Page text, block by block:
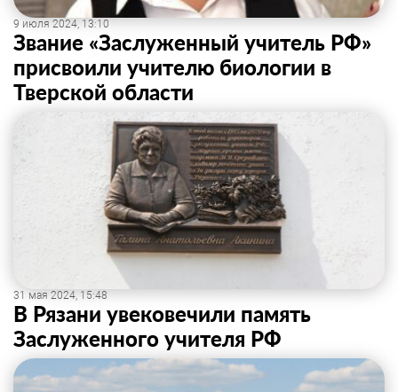
9 июля 2024, 13:10
Звание «Заслуженный учитель РФ»
присвоили учителю биологии в
Тверской области
31 мая 2024, 15:48
В Рязани увековечили память
Заслуженного учителя РФ